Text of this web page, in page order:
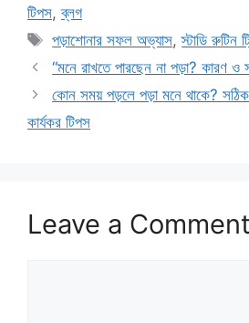
টিপস,ব্লগ
Tags
পড়াশোনার সফল অভ্যাস,স্টাডি রুটিন
“মনে রাখতে পারছেন না পড়া? কারণ ও
কোন সময় পড়লে পড়া মনে থাকে?
কার্যকর টিপস
Leave a Comment